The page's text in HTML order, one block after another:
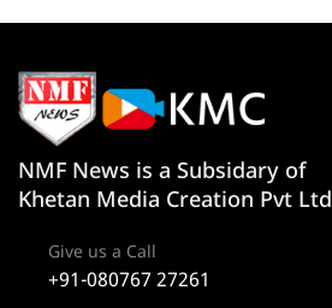
NMF News is a Subsidary of
Khetan Media Creation Pvt Ltd
Give us a Call
+91-080767 27261